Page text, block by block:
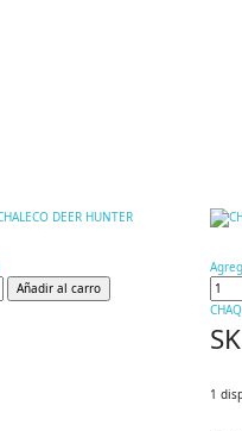
Añadir al carro
1